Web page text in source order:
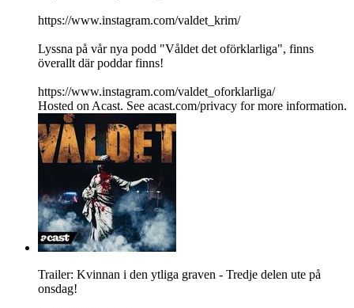
https://www.instagram.com/valdet_krim/
Lyssna på vår nya podd "Våldet det oförklarliga", finns
överallt där poddar finns!
https://www.instagram.com/valdet_oforklarliga/
Hosted on Acast. See acast.com/privacy for more information.
Trailer: Kvinnan i den ytliga graven - Tredje delen ute på
onsdag!